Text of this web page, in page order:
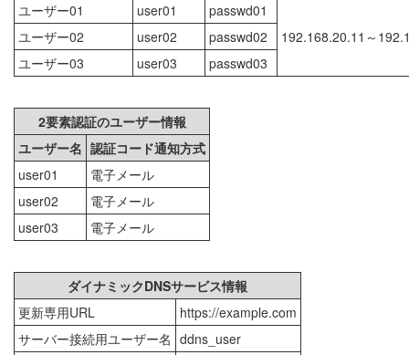
ユーザー01
user01
passwd01
192.168.20.11～
ユーザー02 user02
passwd02
ユーザー03
user03 passwd03
2要素認証のユーザー情報
ユーザー名 認証コード通知方式
user01
電子メール
user02
電子メール
user03
電子メール
ダイナミックDNSサービス情報
更新専用URL
https://example.com
サーバー接続用ユーザー名 ddns_user